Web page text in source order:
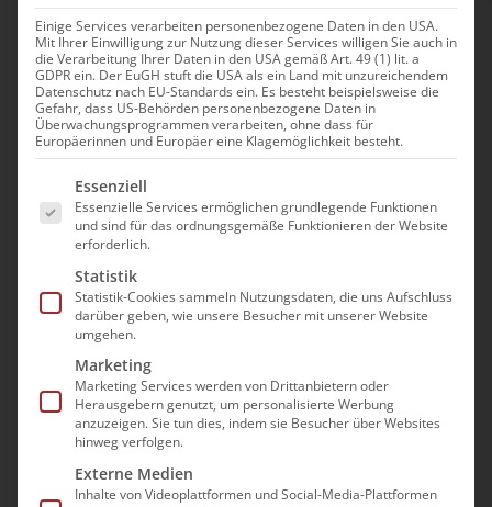
Der bad e.V. freut sich, die curenect als
Partner gewonnen zu haben, um den
Verbandsmitgliedern die derzeit beste Lösung
anbieten zu können. Mit Erfahrung und
Expertise aus über 70.000 erfolgreichen TI-
Anbindungen von Arztpraxen,
Krankenhäusern und Apotheken, die
gemeinsam im starken Partnernetzwerk
umgesetzt wurden, verfügt curenect über ein
umfassendes Branchen-Know-How und ist
seit dem Start der Telematikinfrastruktur mit
diesem umfangreichen Thema vertraut.
Die curenect GmbH ist nicht nur gematik-
zertifiziert und somit als zugelassener Partner
Einige Services verarbeiten personenbezogene Daten in den USA.
Mit Ihrer Einwilligung zur Nutzung dieser Services willigen Sie auch in
die Verarbeitung Ihrer Daten in den USA gemäß Art. 49 (1) lit. a
GDPR ein. Der EuGH stuft die USA als ein Land mit unzureichendem
Datenschutz nach EU-Standards ein. Es besteht beispielsweise die
Gefahr, dass US-Behörden personenbezogene Daten in
Überwachungsprogrammen verarbeiten, ohne dass für
Europäerinnen und Europäer eine Klagemöglichkeit besteht.
Es folgt eine Liste der Service-Gruppen, für die
Essenziell
Essenzielle Services ermöglichen grundlegende Funktionen
und sind für das ordnungsgemäße Funktionieren der Website
erforderlich.
Statistik
Statistik-Cookies sammeln Nutzungsdaten, die uns Aufschluss
darüber geben, wie unsere Besucher mit unserer Website
umgehen.
Marketing
Marketing Services werden von Drittanbietern oder
Herausgebern genutzt, um personalisierte Werbung
anzuzeigen. Sie tun dies, indem sie Besucher über Websites
hinweg verfolgen.
Externe Medien
Inhalte von Videoplattformen und Social-Media-Plattformen